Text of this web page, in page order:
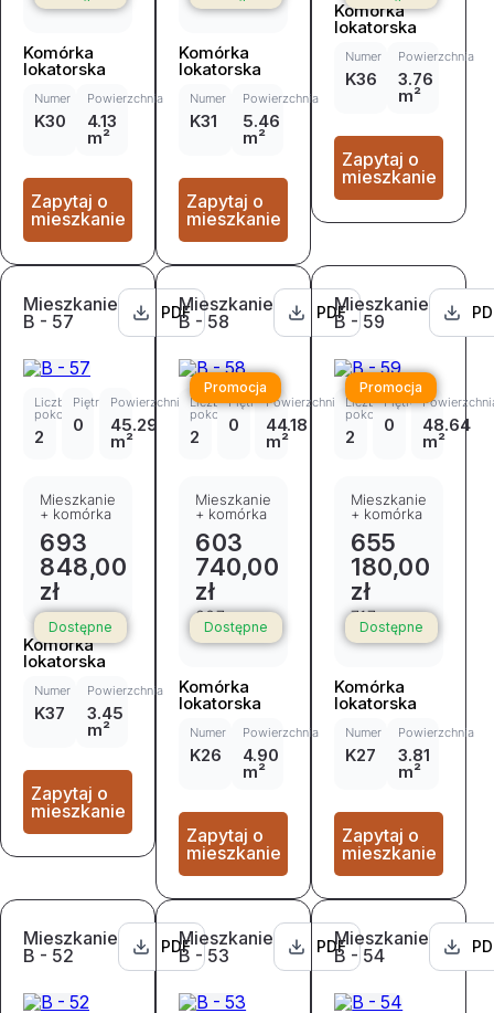
Komórka
lokatorska
Numer
K30
Powierzchnia
4.13
m²
Zapytaj o
mieszkanie
Komórka
lokatorska
Numer
K31
Powierzchnia
5.46
m²
Zapytaj o
mieszkanie
Komórka
lokatorska
Numer
K36
Powierzchnia
3.76
m²
Zapytaj o
mieszkanie
Mieszkanie
B - 57
PDF
Dostępne
Liczba
pokoi
2
Piętro
0
Powierzchnia
45.29
m²
Mieszkanie
+ komórka
693
848,00
zł
Komórka
lokatorska
Numer
K37
Powierzchnia
3.45
m²
Zapytaj o
mieszkanie
Mieszkanie
B - 58
PDF
Dostępne
Promocja
Liczba
pokoi
2
Piętro
0
Powierzchnia
44.18
m²
Mieszkanie
+ komórka
603
740,00
zł
667
373,00 zł
Komórka
lokatorska
Numer
K26
Powierzchnia
4.90
m²
Zapytaj o
mieszkanie
Mieszkanie
B - 59
Dostępne
Promocja
Liczba
pokoi
2
Piętro
0 48.64
m²
Mieszkanie
+ komórka
655
180,00
zł
717
667,00 zł
Komórka
lokatorska
Numer
K27
Powierzchnia
3.81
m²
Zapytaj o
mieszkanie
Mieszkanie
B - 52
PDFMieszkanie
B - 53
PDFMieszkanie
B - 54